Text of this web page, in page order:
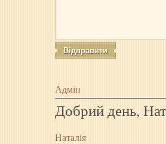
Адмін
Добрий день,
Наталія